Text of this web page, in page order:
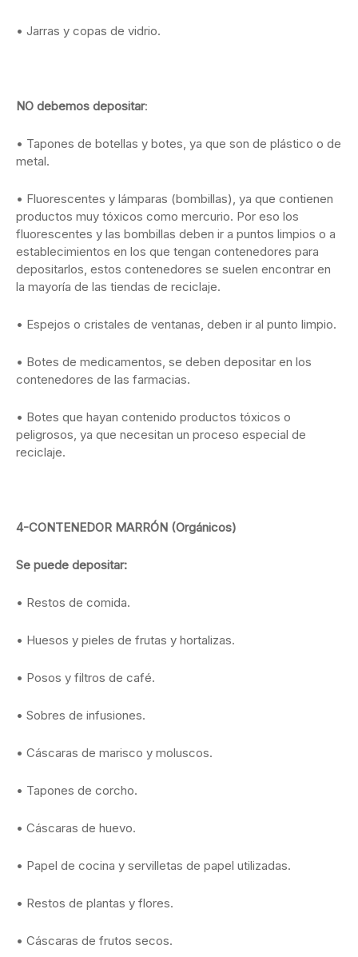
• Jarras y copas de vidrio.
NO debemos depositar:
• Tapones de botellas y botes, ya que son de plástico o de
metal.
• Fluorescentes y lámparas (bombillas), ya que contienen
productos muy tóxicos como mercurio. Por eso los
fluorescentes y las bombillas deben ir a puntos limpios o a
establecimientos en los que tengan contenedores para
depositarlos, estos contenedores se suelen encontrar en
la mayoría de las tiendas de reciclaje.
• Espejos o cristales de ventanas, deben ir al punto limpio.
• Botes de medicamentos, se deben depositar en los
contenedores de las farmacias.
• Botes que hayan contenido productos tóxicos o
peligrosos, ya que necesitan un proceso especial de
reciclaje.
4-CONTENEDOR MARRÓN (Orgánicos)
Se puede depositar:
• Restos de comida.
• Huesos y pieles de frutas y hortalizas.
• Posos y filtros de café.
• Sobres de infusiones.
• Cáscaras de marisco y moluscos.
• Tapones de corcho.
• Cáscaras de huevo.
• Papel de cocina y servilletas de papel utilizadas.
• Restos de plantas y flores.
• Cáscaras de frutos secos.